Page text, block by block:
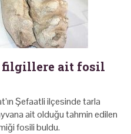
filgillere ait fosil
Şefaatli ilçesinde tarla
ait olduğu tahmin edilen
fosili buldu.